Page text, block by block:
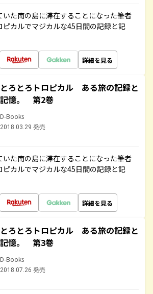
いた南の島に滞在することになった筆者
カルでマジカルな45日間の記録と記
詳細を見る
とろとろトロピカル ある旅の記録と
記憶。 第2巻
D-Books
2018.03.29 発売
いた南の島に滞在することになった筆者
カルでマジカルな45日間の記録と記
詳細を見る
とろとろトロピカル ある旅の記録と
記憶。 第3巻
D-Books
2018.07.26 発売